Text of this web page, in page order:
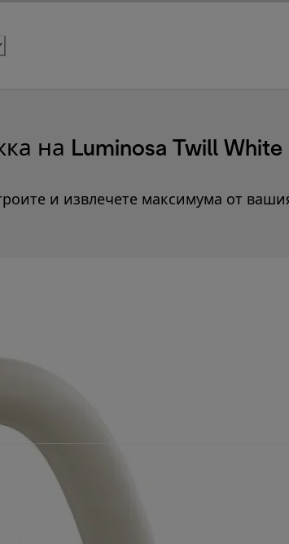
на Luminosa Twill White
и извлечете максимума от